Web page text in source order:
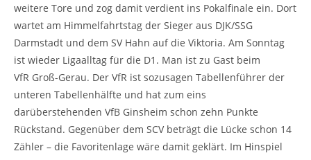
weitere Tore und zog damit verdient ins Pokalfinale ein. Dort
wartet am Himmelfahrtstag der Sieger aus DJK/SSG
Darmstadt und dem SV Hahn auf die Viktoria. Am Sonntag
ist wieder Ligaalltag für die D1. Man ist zu Gast beim
VfR Groß-Gerau. Der VfR ist sozusagen Tabellenführer der
unteren Tabellenhälfte und hat zum eins
darüberstehenden VfB Ginsheim schon zehn Punkte
Rückstand. Gegenüber dem SCV beträgt die Lücke schon 14
Zähler – die Favoritenlage wäre damit geklärt. Im Hinspiel